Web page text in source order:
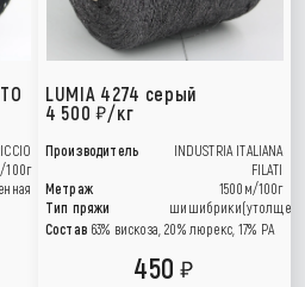
100г
LUMIA 4274 серый
4 500 /кг
Производитель
INDUSTRIA ITALIANA
FILATI
Метраж
1500м/100г
Тип пряжи
Состав 63% вискоза, 20% люрекс, 17% РА
450